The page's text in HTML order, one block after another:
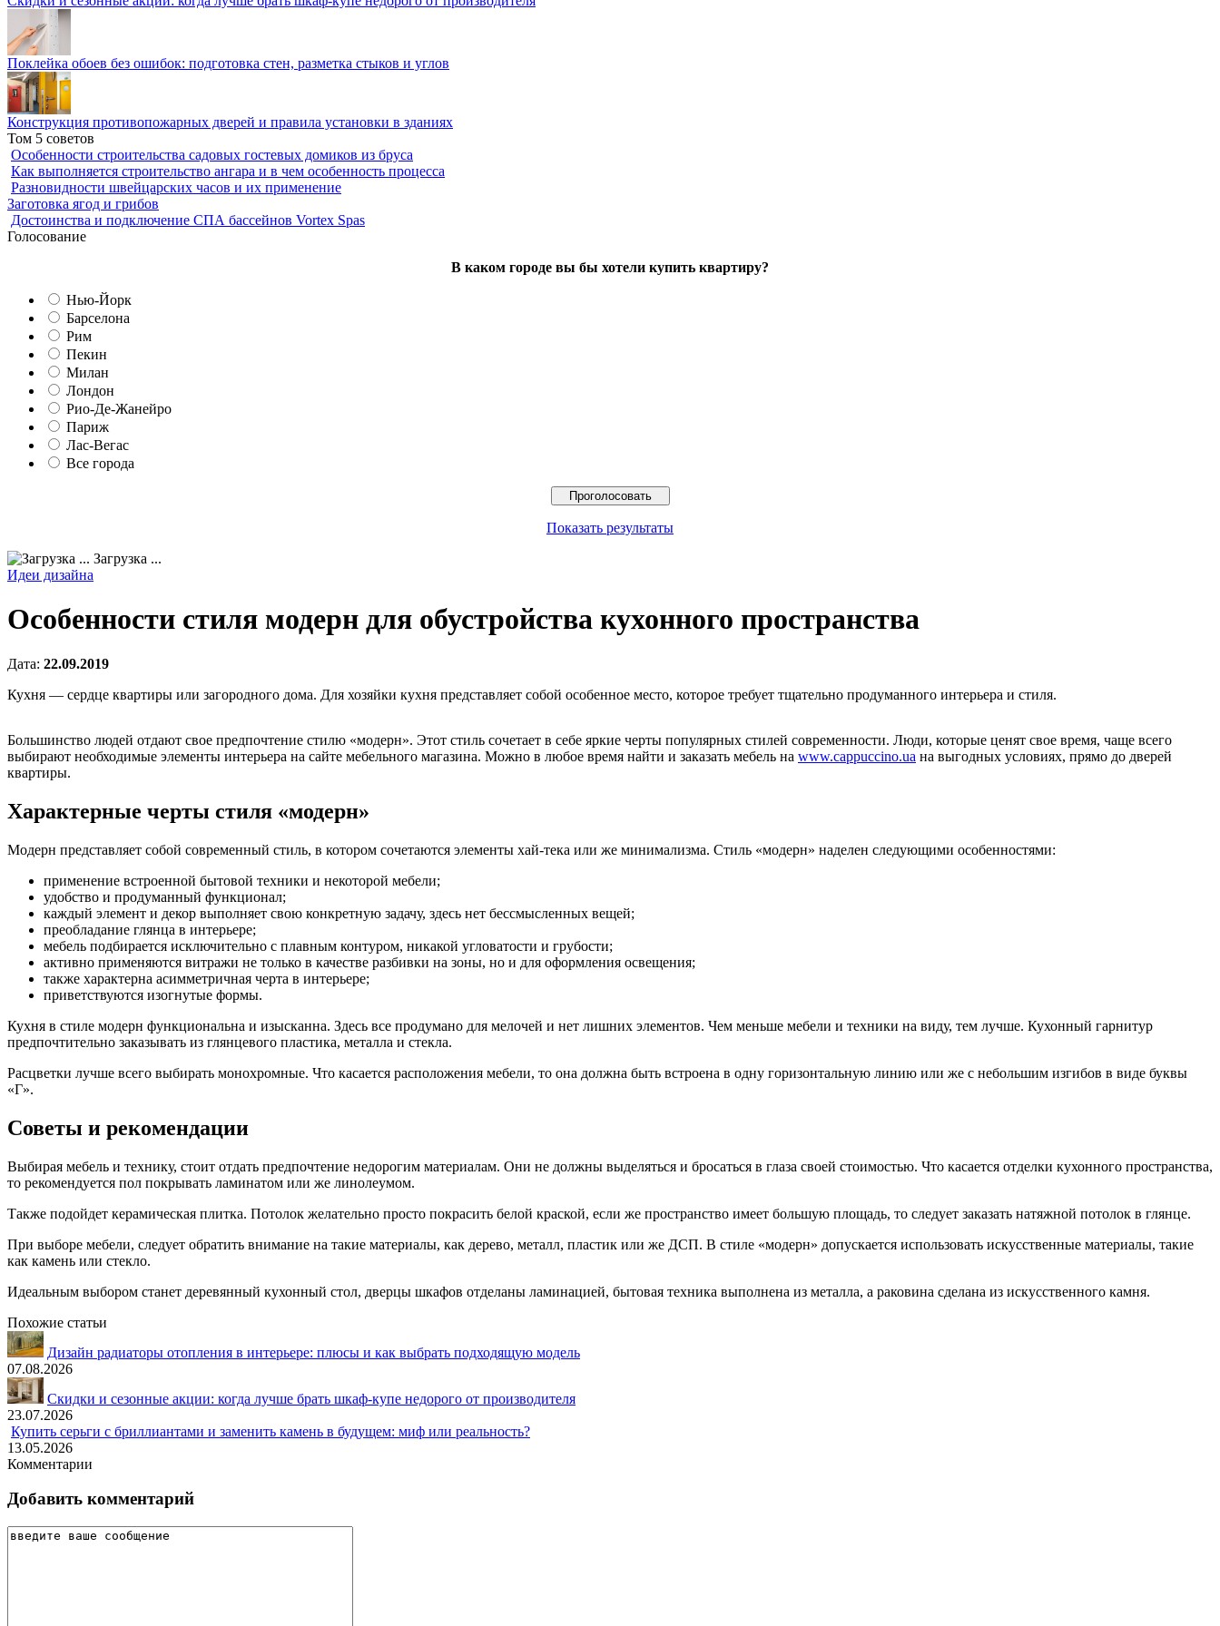
Поклейка обоев без ошибок: подготовка стен, разметка стыков и углов
Конструкция противопожарных дверей и правила установки в зданиях
Том 5 советов
Особенности строительства садовых гостевых домиков из бруса
Как выполняется строительство ангара и в чем особенность процесса
Разновидности швейцарских часов и их применение
Заготовка ягод и грибов
Достоинства и подключение СПА бассейнов Vortex Spas
Голосование
В каком городе вы бы хотели купить квартиру?
Нью-Йорк
Барселона
Рим
Пекин
Милан
Лондон
Рио-Де-Жанейро
Париж
Лас-Вегас
Все города
Показать результаты
Загрузка ...
Идеи дизайна
Особенности стиля модерн для обустройства кухонного пространства
Дата: 22.09.2019
Кухня — сердце квартиры или загородного дома. Для хозяйки кухня представляет собой особенное место, которое требует тщательно продуманного интерьера и стиля.
Большинство людей отдают свое предпочтение стилю «модерн». Этот стиль сочетает в себе яркие черты популярных стилей современности. Люди, которые ценят свое время, чаще всего
выбирают необходимые элементы интерьера на сайте мебельного магазина. Можно в любое время найти и заказать мебель на www.cappuccino.ua на выгодных условиях, прямо до дверей
квартиры.
Характерные черты стиля «модерн»
Модерн представляет собой современный стиль, в котором сочетаются элементы хай-тека или же минимализма. Стиль «модерн» наделен следующими особенностями:
применение встроенной бытовой техники и некоторой мебели;
удобство и продуманный функционал;
каждый элемент и декор выполняет свою конкретную задачу, здесь нет бессмысленных вещей;
преобладание глянца в интерьере;
мебель подбирается исключительно с плавным контуром, никакой угловатости и грубости;
активно применяются витражи не только в качестве разбивки на зоны, но и для оформления освещения;
также характерна асимметричная черта в интерьере;
приветствуются изогнутые формы.
Кухня в стиле модерн функциональна и изысканна. Здесь все продумано для мелочей и нет лишних элементов. Чем меньше мебели и техники на виду, тем лучше. Кухонный гарнитур
предпочтительно заказывать из глянцевого пластика, металла и стекла.
Расцветки лучше всего выбирать монохромные. Что касается расположения мебели, то она должна быть встроена в одну горизонтальную линию или же с небольшим изгибов в виде буквы
«Г».
Советы и рекомендации
Выбирая мебель и технику, стоит отдать предпочтение недорогим материалам. Они не должны выделяться и бросаться в глаза своей стоимостью. Что касается отделки кухонного пространства,
то рекомендуется пол покрывать ламинатом или же линолеумом.
Также подойдет керамическая плитка. Потолок желательно просто покрасить белой краской, если же пространство имеет большую площадь, то следует заказать натяжной потолок в глянце.
При выборе мебели, следует обратить внимание на такие материалы, как дерево, металл, пластик или же ДСП. В стиле «модерн» допускается использовать искусственные материалы, такие
как камень или стекло.
Идеальным выбором станет деревянный кухонный стол, дверцы шкафов отделаны ламинацией, бытовая техника выполнена из металла, а раковина сделана из искусственного камня.
Похожие статьи
Дизайн радиаторы отопления в интерьере: плюсы и как выбрать подходящую модель
07.08.2026
Скидки и сезонные акции: когда лучше брать шкаф-купе недорого от производителя
23.07.2026
Купить серьги с бриллиантами и заменить камень в будущем: миф или реальность?
13.05.2026
Комментарии
Добавить комментарий